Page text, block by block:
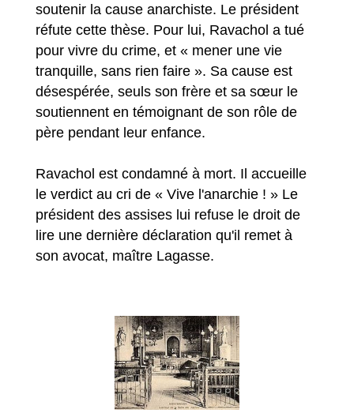
soutenir la cause anarchiste. Le président
réfute cette thèse. Pour lui, Ravachol a tué
pour vivre du crime, et « mener une vie
tranquille, sans rien faire ». Sa cause est
désespérée, seuls son frère et sa sœur le
soutiennent en témoignant de son rôle de
père pendant leur enfance.
Ravachol est condamné à mort. Il accueille
le verdict au cri de « Vive l'anarchie ! » Le
président des assises lui refuse le droit de
lire une dernière déclaration qu'il remet à
son avocat, maître Lagasse.